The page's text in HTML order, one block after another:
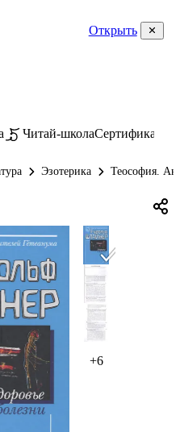
Открыть
Читай-школаСертификаты
Эзотерика Теософия.
+6